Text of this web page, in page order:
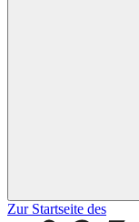
Zur Startseite des